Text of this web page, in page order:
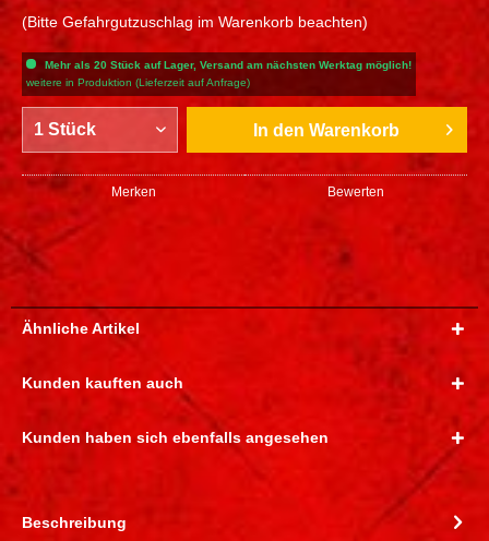
(Bitte Gefahrgutzuschlag im Warenkorb beachten)
Mehr als 20 Stück auf Lager, Versand am nächsten Werktag möglich!
weitere in Produktion (Lieferzeit auf Anfrage)
In den Warenkorb
Merken Bewerten
Ähnliche Artikel
Kunden kauften auch
Kunden haben sich ebenfalls angesehen
Beschreibung